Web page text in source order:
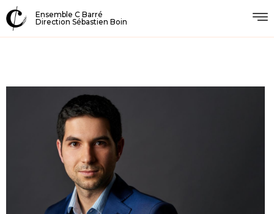
Ensemble C Barré
Direction Sébastien Boin